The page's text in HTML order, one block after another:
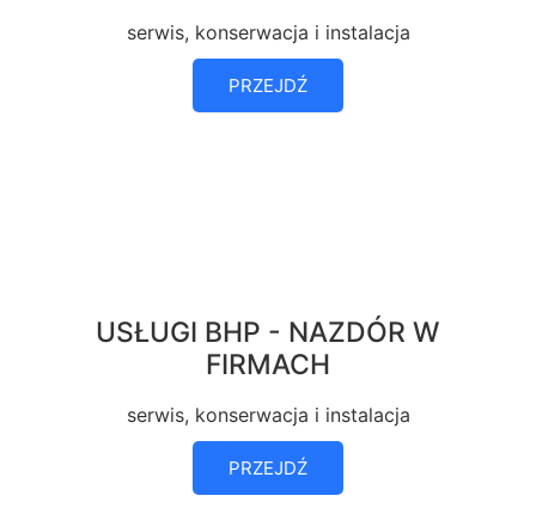
serwis, konserwacja i instalacja
PRZEJDŹ
USŁUGI BHP - NAZDÓR W
FIRMACH
serwis, konserwacja i instalacja
PRZEJDŹ